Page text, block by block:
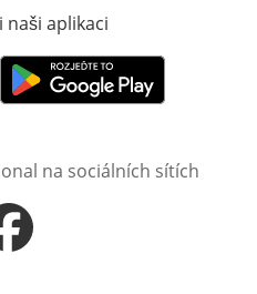
naši aplikaci
Otevře v novém okně
na sociálních sítích
v novém okně